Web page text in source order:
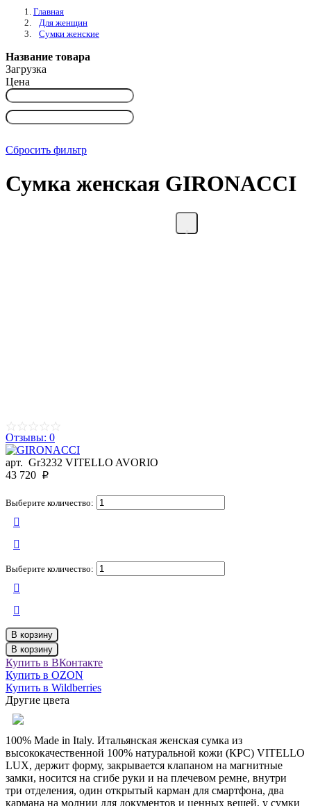
Главная
Для женщин
Сумки женские
Название товара
Загрузка
Цена
Сбросить фильтр
Сумка женская GIRONACCI
Отзывы: 0
арт. Gr3232 VITELLO AVORIO
43 720 p
Выберите количество:
Выберите количество:
В корзину
В корзину
Купить в ВКонтакте
Купить в OZON
Купить в Wildberries
Другие цвета
100% Made in Italy. Итальянская женская сумка из
высококачественной 100% натуральной кожи (КРС) VITELLO
LUX, держит форму, закрывается клапаном на магнитные
замки, носится на сгибе руки и на плечевом ремне, внутри
три отделения, один открытый карман для смартфона, два
кармана на молнии для документов и ценных вещей, у сумки